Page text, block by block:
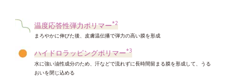
レイヤーリムーバー*7
温度応答性弾力ポリマー*2
まろやかに伸びた後、皮膚温伝播で弾力の高い膜を形成
ハイドロラッピングポリマー*3
水に強い油性成分のため、汗などで流れずに長時間留まる膜を形成して、うる
おいを閉じ込める